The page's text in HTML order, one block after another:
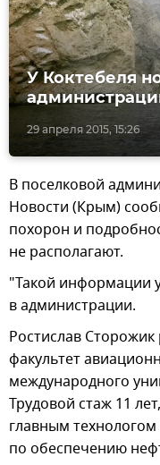
29 апреля 2015, 15:26
У Коктебеля
В поселковой
Новости (Крым)
похорон и
не располагают.
"Такой информации
в администрации.
Ростислав Сторожик
факультет
международного
Трудовой стаж 11
главным
по обеспечению